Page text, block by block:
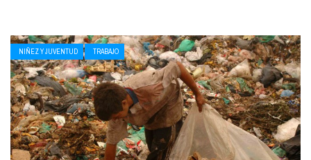
NIÑEZ Y JUVENTUD TRABAJO